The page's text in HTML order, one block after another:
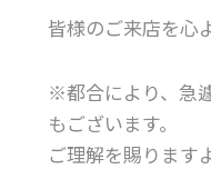
皆様のご来店を心
※都合により、急
もございます。
ご理解を賜ります